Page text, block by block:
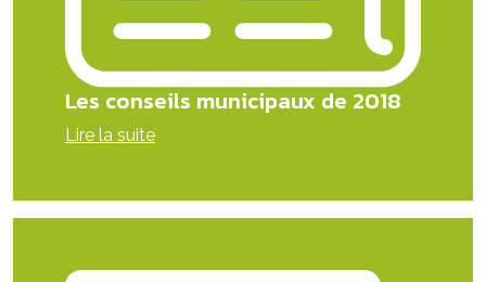
Les conseils municipaux de 2018
Lire la suite